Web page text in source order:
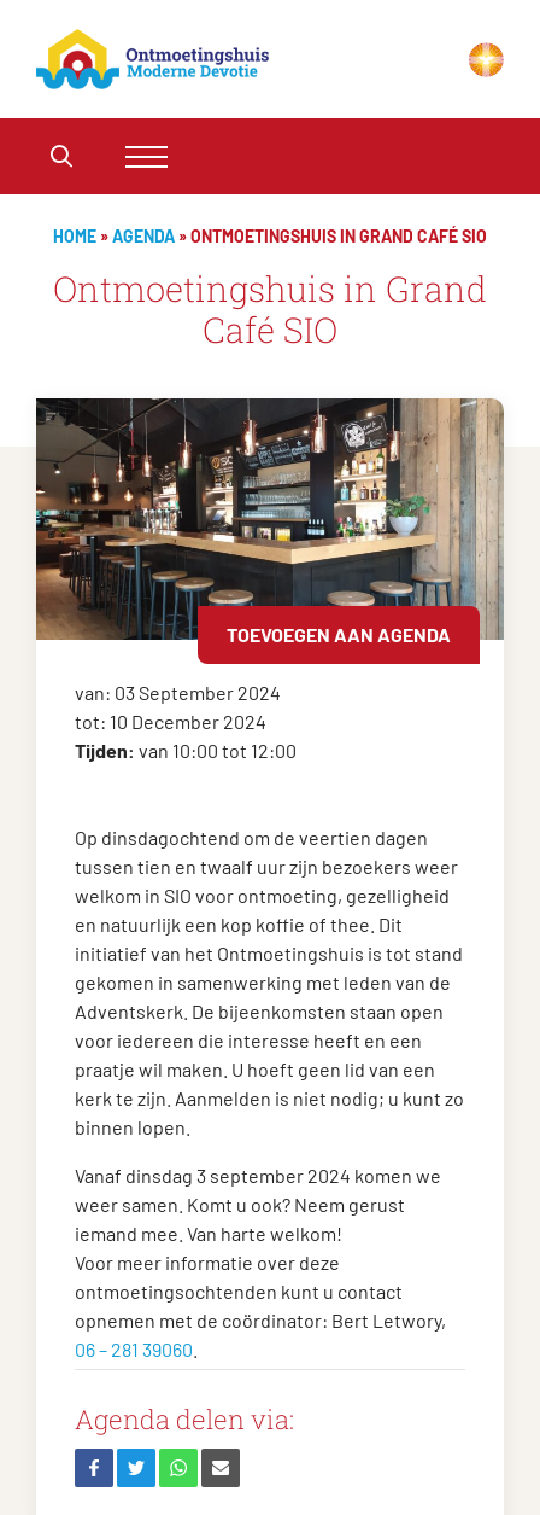
HOME »AGENDA »ONTMOETINGSHUIS IN GRAND CAFÉ SIO
Ontmoetingshuis in Grand
Café SIO
TOEVOEGEN AAN AGENDA
van: 03 September 2024
tot: 10 December 2024
Tijden: van 10:00 tot 12:00
Op dinsdagochtend om de veertien dagen
tussen tien en twaalf uur zijn bezoekers weer
welkom in SIO voor ontmoeting, gezelligheid
en natuurlijk een kop koffie of thee. Dit
initiatief van het Ontmoetingshuis is tot stand
gekomen in samenwerking met leden van de
Adventskerk. De bijeenkomsten staan open
voor iedereen die interesse heeft en een
praatje wil maken. U hoeft geen lid van een
kerk te zijn. Aanmelden is niet nodig; u kunt zo
binnen lopen.
Vanaf dinsdag 3 september 2024 komen we
weer samen. Komt u ook? Neem gerust
iemand mee. Van harte welkom!
Voor meer informatie over deze
ontmoetingsochtenden kunt u contact
opnemen met de coördinator: Bert Letwory,
06 – 281 39060
Agenda delen via: